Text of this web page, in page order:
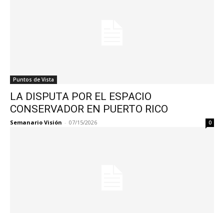
Puntos de Vista
LA DISPUTA POR EL ESPACIO
CONSERVADOR EN PUERTO RICO
Semanario Visión - 07/15/2026 0